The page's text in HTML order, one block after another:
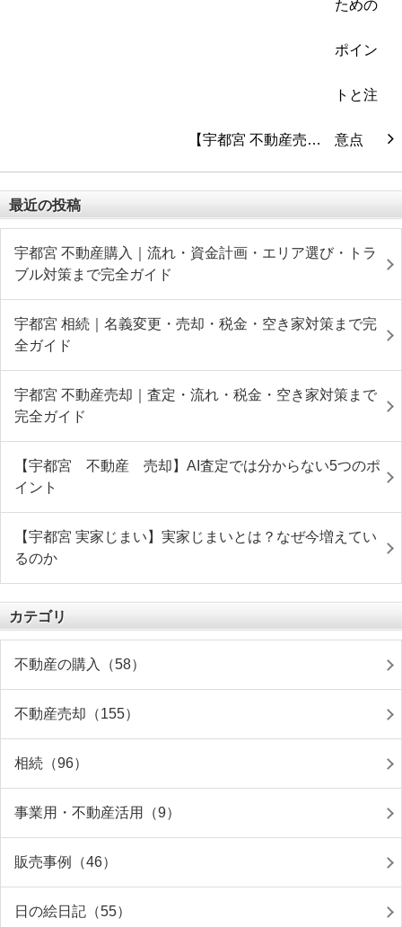
【宇都宮 不動産売…
最近の投稿
宇都宮 不動産購入｜流れ・資金計画・エリア選び・トラ
ブル対策まで完全ガイド
宇都宮 相続｜名義変更・売却・税金・空き家対策まで完
全ガイド
宇都宮 不動産売却｜査定・流れ・税金・空き家対策まで
完全ガイド
【宇都宮 不動産 売却】AI査定では分からない5つのポ
イント
【宇都宮 実家じまい】実家じまいとは？なぜ今増えてい
るのか
カテゴリ
不動産の購入（58）
不動産売却（155）
相続（96）
事業用・不動産活用（9）
販売事例（46）
日の絵日記（55）